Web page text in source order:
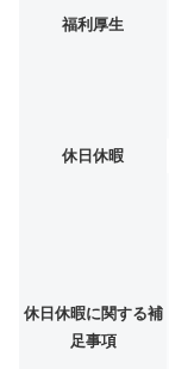
福利厚生
休日休暇
休日休暇に関する補
足事項